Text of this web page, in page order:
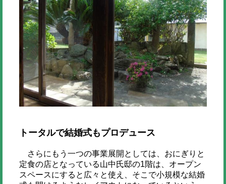
トータルで結婚式もプロデュース
さらにもう一つの事業展開としては、おにぎりと
定食の店となっている山中氏邸の1階は、オープン
スペースにすると広々と使え、そこで小規模な結婚